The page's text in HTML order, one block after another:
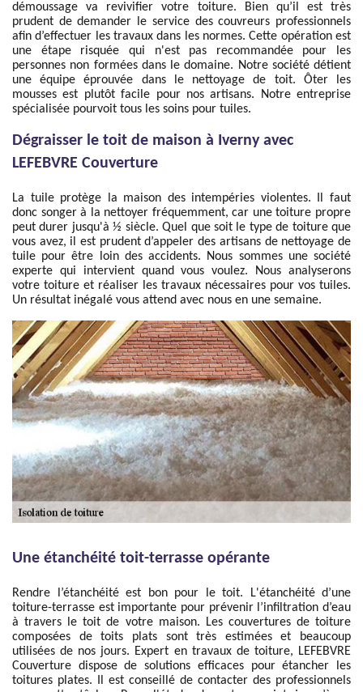
démoussage va revivifier votre toiture. Bien qu’il est très
prudent de demander le service des couvreurs professionnels
afin d’effectuer les travaux dans les normes. Cette opération est
une étape risquée qui n'est pas recommandée pour les
personnes non formées dans le domaine. Notre société détient
une équipe éprouvée dans le nettoyage de toit. Ôter les
mousses est plutôt facile pour nos artisans. Notre entreprise
spécialisée pourvoit tous les soins pour tuiles.
Dégraisser le toit de maison à Iverny avec
LEFEBVRE Couverture
La tuile protège la maison des intempéries violentes. Il faut
donc songer à la nettoyer fréquemment, car une toiture propre
peut durer jusqu'à ½ siècle. Quel que soit le type de toiture que
vous avez, il est prudent d’appeler des artisans de nettoyage de
tuile pour être loin des accidents. Nous sommes une société
experte qui intervient quand vous voulez. Nous analyserons
votre toiture et réaliser les travaux nécessaires pour vos tuiles.
Un résultat inégalé vous attend avec nous en une semaine.
Une étanchéité toit-terrasse opérante
Rendre l’étanchéité est bon pour le toit. L'étanchéité d’une
toiture-terrasse est importante pour prévenir l’infiltration d’eau
à travers le toit de votre maison. Les couvertures de toiture
composées de toits plats sont très estimées et beaucoup
utilisées de nos jours. Expert en travaux de toiture, LEFEBVRE
Couverture dispose de solutions efficaces pour étancher les
toitures plates. Il est conseillé de contacter des professionnels